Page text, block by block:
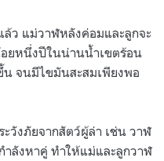
ว แม่วาฬหลังค่อมและลูกจะ
ยหนึ่งปีในน่านน้ำเขตร้อน
จนมีไขมันสะสมเพียงพอ
วังภัยจากสัตว์ผู้ล่า เช่น วาฬ
ลังหาคู่ ทำให้แม่และลูกวาฬ